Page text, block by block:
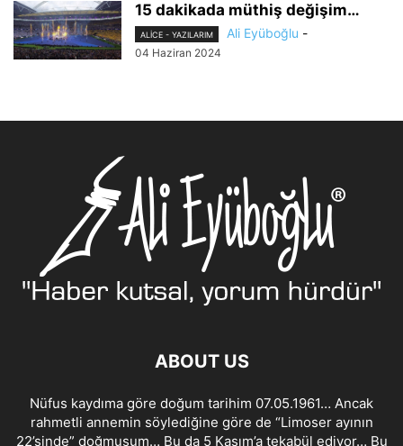
15 dakikada müthiş değişim…
ALİCE - YAZILARIM Ali Eyüboğlu -
04 Haziran 2024
ABOUT US
Nüfus kaydıma göre doğum tarihim 07.05.1961… Ancak
rahmetli annemin söylediğine göre de “Limoser ayının
22’sinde” doğmuşum… Bu da 5 Kasım’a tekabül ediyor… Bu